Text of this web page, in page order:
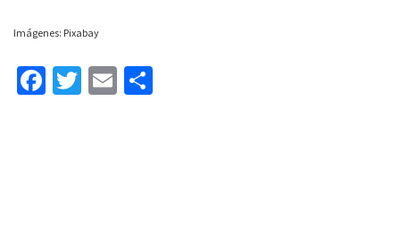
Imágenes: Pixabay
Fa T
E